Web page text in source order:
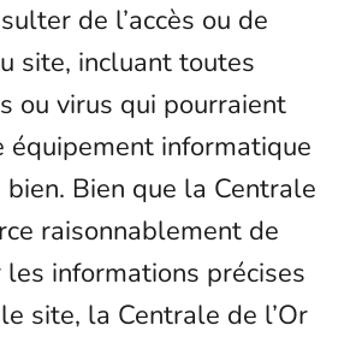
de l’accès ou de
site, incluant toutes
ou virus qui pourraient
équipement informatique
Bien que la Centrale
raisonnablement de
informations précises
site, la Centrale de l’Or